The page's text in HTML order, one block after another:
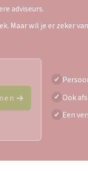
adviseurs.
Maar wil je er zeker
✓
✓ Ook
✓ Een